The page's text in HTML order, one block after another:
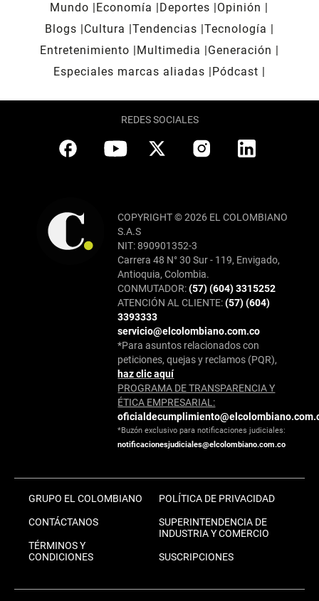
Mundo Economía Deportes
Opinión
Blogs
Cultura Tendencias Tecnología
Entretenimiento
Multimedia
Generación
Especiales marcas aliadas
Pódcast
REDES SOCIALES
COPYRIGHT © 2026 EL COLOMBIANO
S.A.S
NIT: 890901352-3
Carrera 48 N° 30 Sur - 119, Envigado,
Antioquia, Colombia.
CONMUTADOR:(57) (604) 3315252
ATENCIÓN AL CLIENTE:(57) (604)
3393333
servicio@elcolombiano.com.co
*Para asuntos relacionados con
peticiones, quejas y reclamos (PQR),
haz clic aquí
PROGRAMA DE TRANSPARENCIA Y
ÉTICA EMPRESARIAL:
*Buzón exclusivo para notificaciones judiciales:
notificacionesjudiciales@elcolombiano.com.co
GRUPO EL COLOMBIANO
CONTÁCTANOS
TÉRMINOS Y
CONDICIONES
POLÍTICA DE PRIVACIDAD
SUPERINTENDENCIA DE
INDUSTRIA Y COMERCIO
SUSCRIPCIONES